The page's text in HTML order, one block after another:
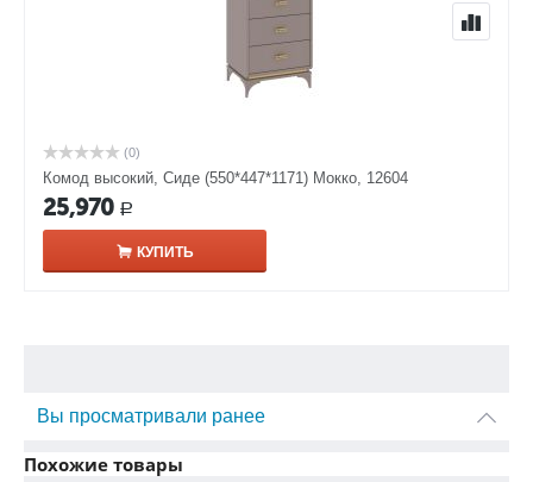
(0)
Комод высокий, Сиде (550*447*1171) Мокко, 12604
25,970 Р
КУПИТЬ
Вы просматривали ранее
Похожие товары